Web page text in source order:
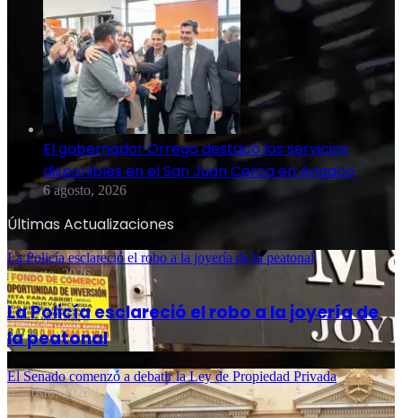
El gobernador Orrego destacó los servicios
disponibles en el San Juan Cerca en Angaco
6 agosto, 2026
Últimas Actualizaciones
La Policía esclareció el robo a la joyería de la peatonal
6 agosto, 2026
La Policía esclareció el robo a la joyería de
la peatonal
El Senado comenzó a debatir la Ley de Propiedad Privada
6 agosto, 2026